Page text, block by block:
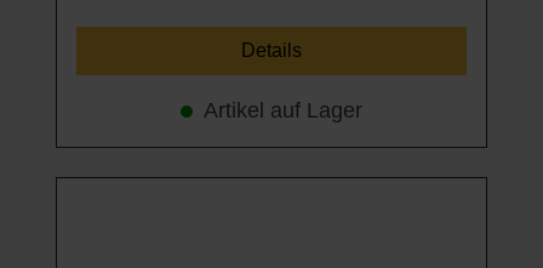
Details
Artikel auf Lager